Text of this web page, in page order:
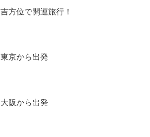
吉方位で開運旅行！
東京から出発
大阪から出発